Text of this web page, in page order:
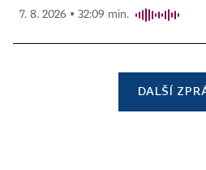
7. 8. 2026 ▪ 32:09 min.
DALŠÍ